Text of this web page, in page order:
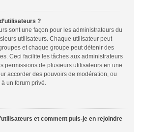
?
sont une façon pour les administrateurs du
utilisateurs. Chaque utilisateur peut
et chaque groupe peut détenir des
Ceci facilite les tâches aux administrateurs
permissions de plusieurs utilisateurs en une
accorder des pouvoirs de modération, ou
un forum privé.
et comment puis-je en rejoindre